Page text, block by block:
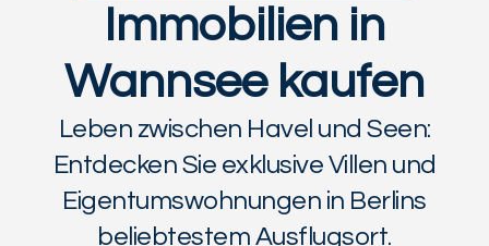
Immobilien in
Wannsee kaufen
Leben zwischen Havel und Seen:
Entdecken Sie exklusive Villen und
Eigentumswohnungen in Berlins
beliebtestem Ausflugsort.